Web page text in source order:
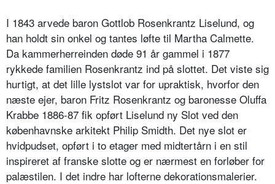
I 1843 arvede baron Gottlob Rosenkrantz Liselund, og
han holdt sin onkel og tantes løfte til Martha Calmette.
Da kammerherreinden døde 91 år gammel i 1877
rykkede familien Rosenkrantz ind på slottet. Det viste sig
hurtigt, at det lille lystslot var for upraktisk, hvorfor den
næste ejer, baron Fritz Rosenkrantz og baronesse Oluffa
Krabbe 1886-87 fik opført Liselund ny Slot ved den
københavnske arkitekt Philip Smidth. Det nye slot er
hvidpudset, opført i to etager med midtertårn i en stil
inspireret af franske slotte og er nærmest en forløber for
palæstilen. I det indre har lofterne dekorationsmalerier.